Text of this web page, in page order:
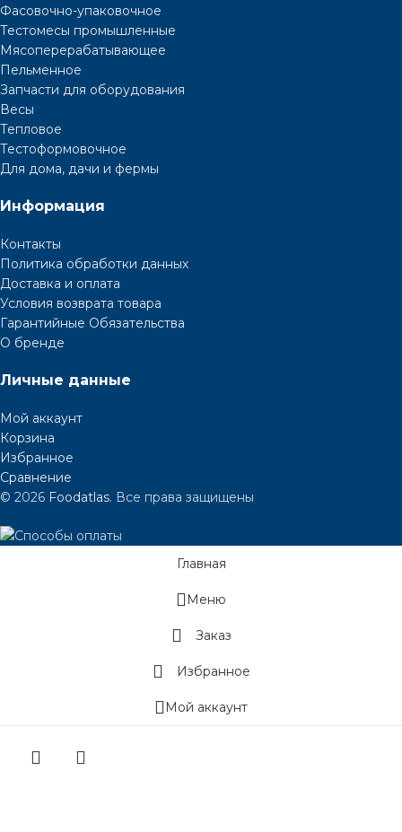
Фасовочно-упаковочное
Тестомесы промышленные
Мясоперерабатывающее
Пельменное
Запчасти для оборудования
Весы
Тепловое
Тестоформовочное
Для дома, дачи и фермы
Информация
Контакты
Политика обработки данных
Доставка и оплата
Условия возврата товара
Гарантийные Обязательства
О бренде
Личные данные
Мой аккаунт
Корзина
Избранное
Сравнение
© 2026 Foodatlas. Все права защищены
Главная
Меню
Заказ
Избранное
Мой аккаунт